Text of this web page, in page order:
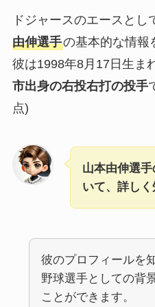
ドジャースのエースとし
由伸選手の基本的な情報
彼は1998年8月17日生ま
市出身の右投右打の投手
点)
山本由伸選
いて、詳しく
彼のプロフィールを
野球選手としての背
ことができます。